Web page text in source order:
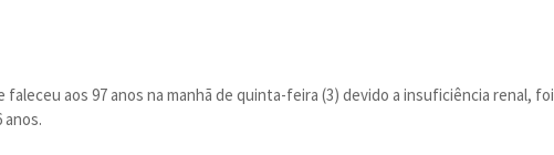
faleceu aos 97 anos na manhã de quinta-feira (3) devido a insuficiência renal, foi
anos.